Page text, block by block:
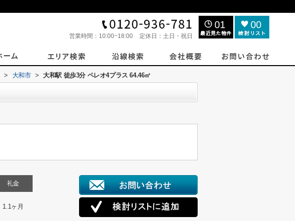
営業時間： 10:00~18:00 定休日： 土日・祝日
01 00
> 大和市 > 大和駅 徒歩3分 ペレオ4プラス 64.46㎡
礼金
1.1ヶ月